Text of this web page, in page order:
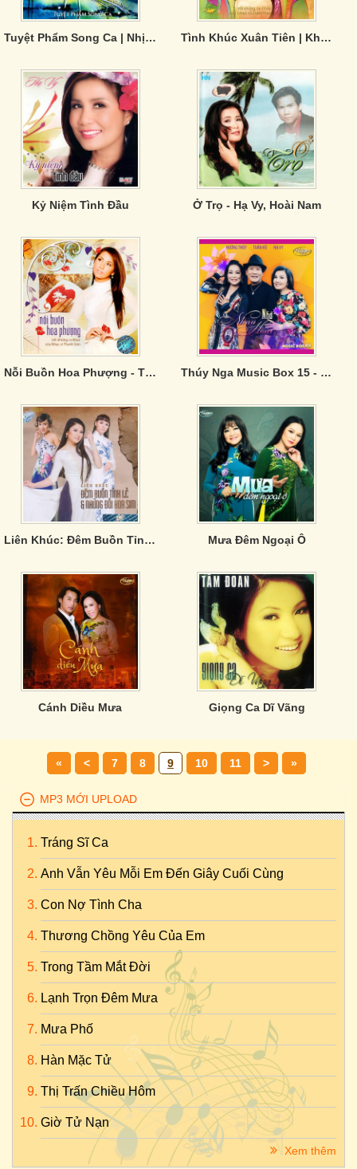
Tuyệt Phẩm Song Ca | Nhịp Cầu Tri Âm - TNCD602 Tình Khúc Xuân Tiên | Khúc Hát Ân Tình - TNCD385
Kỷ Niệm Tình Đầu Ở Trọ - Hạ Vy, Hoài Nam
Nỗi Buồn Hoa Phượng - Tình Khúc Thanh Sơn Thúy Nga Music Box 15 - Nhớ Nhau Hoài (Singer)
Liên Khúc: Đêm Buồn Tỉnh Lẻ; Những Đồi Hoa Sim Mưa Đêm Ngoại Ô
Cánh Diều Mưa Giọng Ca Dĩ Vãng
« < 7 8 9 10 11 > »
MP3 MỚI UPLOAD
Tráng Sĩ Ca
Anh Vẫn Yêu Mỗi Em Đến Giây Cuối Cùng
Con Nợ Tình Cha
Thương Chồng Yêu Của Em
Trong Tầm Mắt Đời
Lạnh Trọn Đêm Mưa
Mưa Phố
Hàn Mặc Tử
Thị Trấn Chiều Hôm
Giờ Tử Nạn
Xem thêm